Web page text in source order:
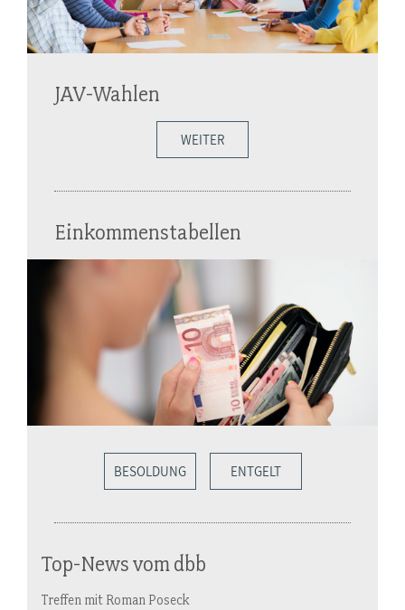
JAV-Wahlen
WEITER
Einkommenstabellen
BESOLDUNG ENTGELT
Top-News vom dbb
Treffen mit Roman Poseck